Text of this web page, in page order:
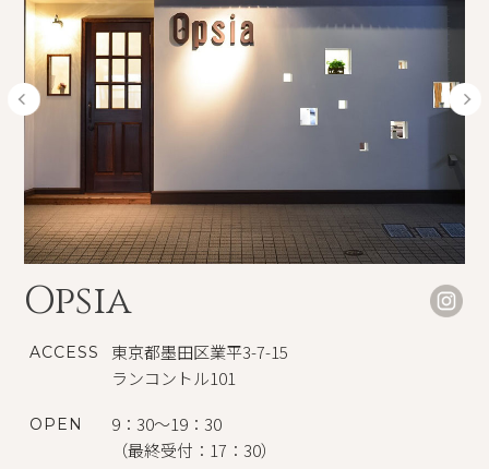
Opsia
ACCESS
東京都墨田区業平3-7-15
ランコントル101
OPEN
9：30～19：30
（最終受付：17：30）